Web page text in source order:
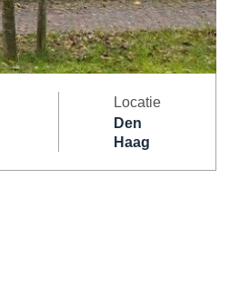
Locatie
Den
Haag